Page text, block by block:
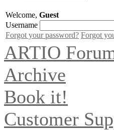
Welcome, Guest
Username
Forgot your password? Forgot
ARTIO
Archive
Book it!
Customer